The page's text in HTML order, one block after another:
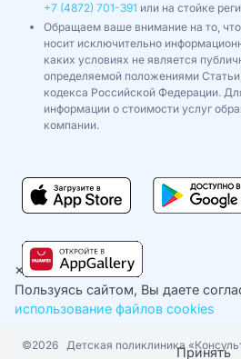
+7 (4872) 701-391 или на стойке
Обращаем ваше внимание на то,
носит исключительно
каких условиях не является
определяемой положениями
кодекса Российской Федерации.
информации о стоимости услуг
компании.
©2026 Детская поликлиника
×
Пользуясь сайтом, Вы даете
использование файлов cookies
Принять